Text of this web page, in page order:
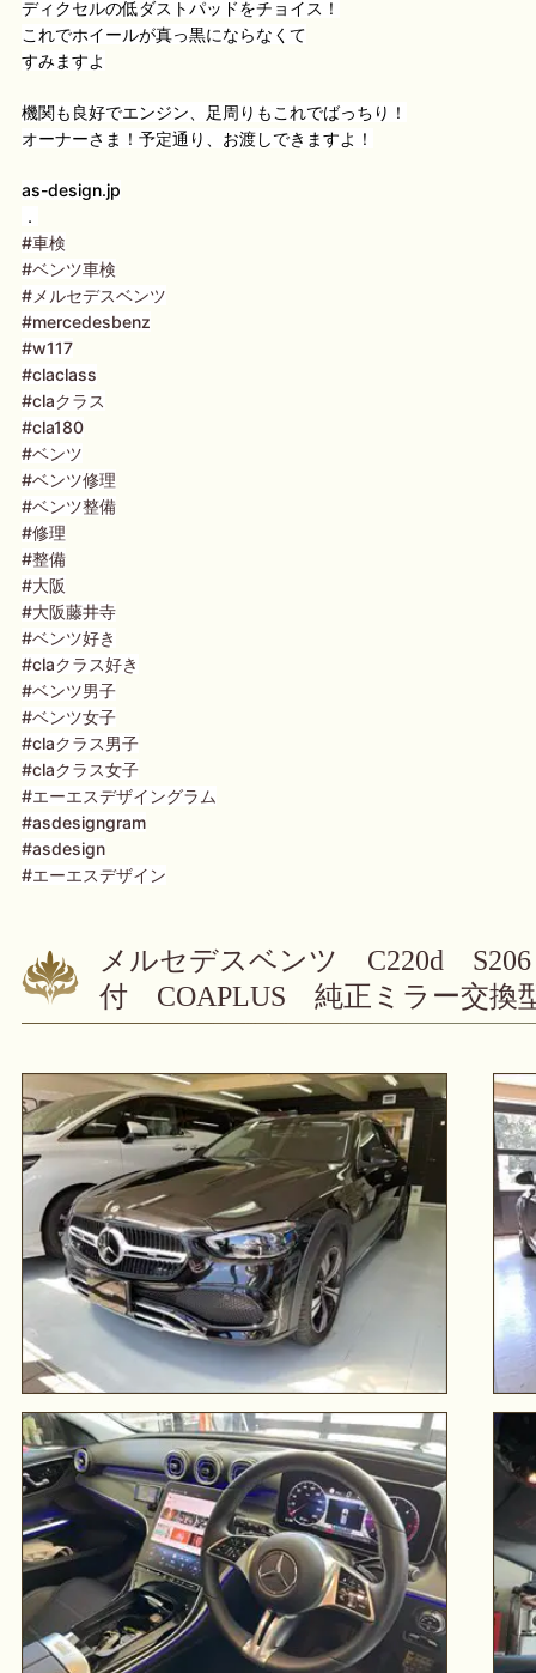
ディクセルの低ダストパッドをチョイス！
これでホイールが真っ黒にならなくて
すみますよ
機関も良好でエンジン、足周りもこれでばっちり！
オーナーさま！予定通り、お渡しできますよ！
as-design.jp
．
#車検
#ベンツ車検
#メルセデスベンツ
#mercedesbenz
#w117
#claclass
#claクラス
#cla180
#ベンツ
#ベンツ修理
#ベンツ整備
#修理
#整備
#大阪
#大阪藤井寺
#ベンツ好き
#claクラス好き
#ベンツ男子
#ベンツ女子
#claクラス男子
#claクラス女子
#エーエスデザイングラム
#asdesigngram
#asdesign
#エーエスデザイン
メルセデスベンツ C220d
付 COAPLUS 純正ミラー交